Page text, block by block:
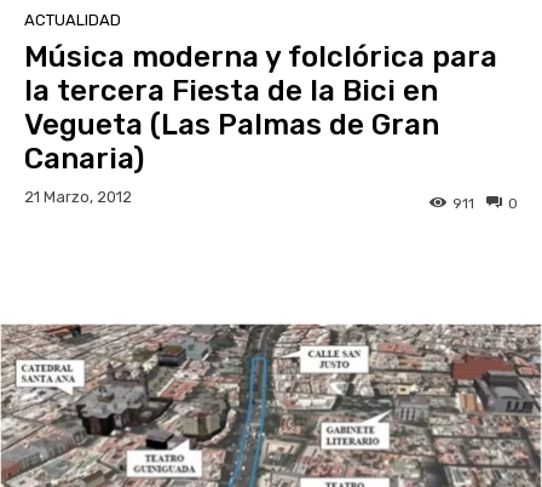
ACTUALIDAD
Música moderna y folclórica para
la tercera Fiesta de la Bici en
Vegueta (Las Palmas de Gran
Canaria)
21 Marzo, 2012 0
911